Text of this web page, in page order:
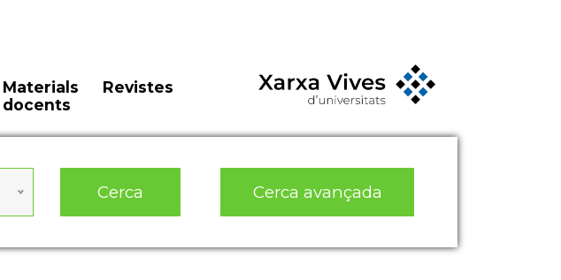
Materials
docents
Revistes
Cerca Cerca avançada